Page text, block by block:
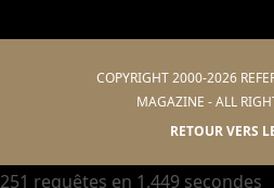
COPYRIGHT 2000-2026
MAGAZINE - ALL
RETOUR VERS
251 requêtes en 1,449 secondes